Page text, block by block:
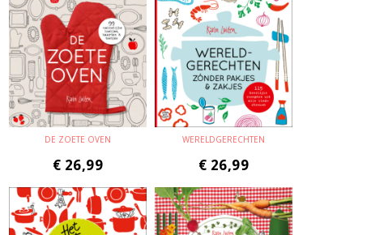
DE ZOETE OVEN
€ 26,99
WERELDGERECHTEN
€ 26,99